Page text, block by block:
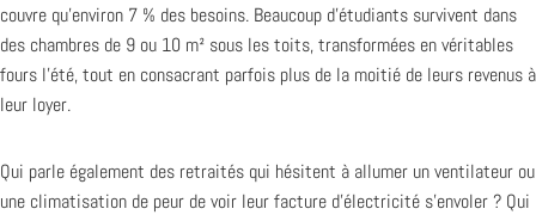
couvre qu’environ 7 % des besoins. Beaucoup d’étudiants survivent dans
des chambres de 9 ou 10 m² sous les toits, transformées en véritables
fours l’été, tout en consacrant parfois plus de la moitié de leurs revenus à
leur loyer.
Qui parle également des retraités qui hésitent à allumer un ventilateur ou
une climatisation de peur de voir leur facture d’électricité s’envoler ? Qui